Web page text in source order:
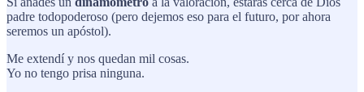
padre todopoderoso (pero dejemos eso para el futuro, por ahora
seremos un apóstol).
Me extendí y nos quedan mil cosas.
Yo no tengo prisa ninguna.